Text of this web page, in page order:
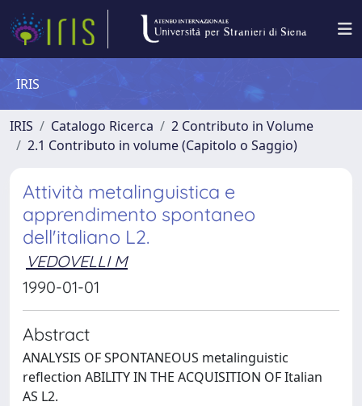
IRIS
IRIS Catalogo Ricerca
2 Contributo in Volume
2.1 Contributo in volume (Capitolo o Saggio)
Attività metalinguistica e
apprendimento spontaneo
dell'italiano L2.
VEDOVELLI M
1990-01-01
Abstract
ANALYSIS OF SPONTANEOUS metalinguistic
reflection ABILITY IN THE ACQUISITION OF Italian
AS L2.